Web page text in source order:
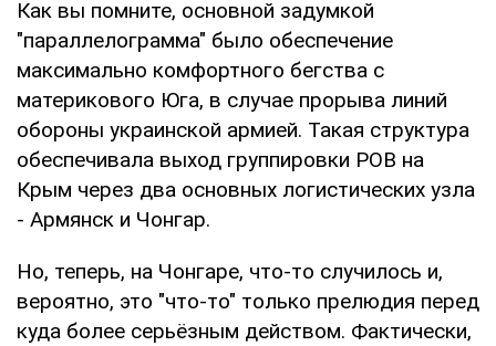
Как вы помните, основной задумкой
"параллелограмма" было обеспечение
максимально комфортного бегства с
материкового Юга, в случае прорыва линий
обороны украинской армией. Такая структура
обеспечивала выход группировки РОВ на
Крым через два основных логистических узла
- Армянск и Чонгар.
Но, теперь, на Чонгаре, что-то случилось и,
вероятно, это "что-то" только прелюдия перед
куда более серьёзным действом. Фактически,